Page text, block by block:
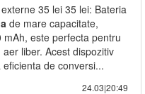
35 lei 35 lei: Bateria
de mare capacitate,
mAh, este perfecta pentru
liber. Acest dispozitiv
de conversi...
24.03|20:49